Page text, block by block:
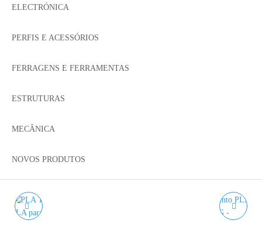
ELECTRÓNICA
PERFIS E ACESSÓRIOS
FERRAGENS E FERRAMENTAS
ESTRUTURAS
MECÂNICA
NOVOS PRODUTOS